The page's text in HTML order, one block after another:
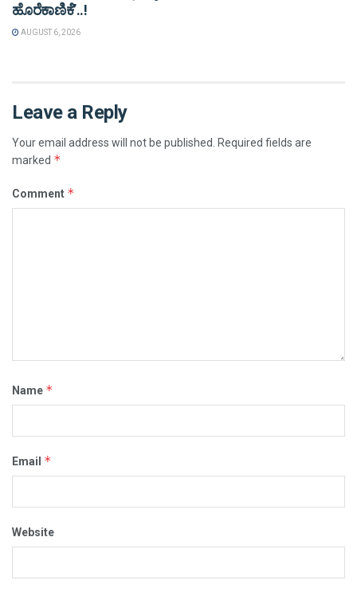
ಹೊರೆಕಾಣಿಕೆ’..!
AUGUST 6, 2026
Leave a Reply
Your email address will not be published.
Required fields are
marked *
Comment *
Name *
Email *
Website